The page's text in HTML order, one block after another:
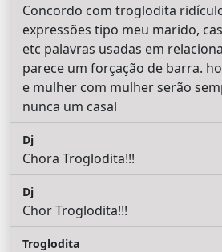
Concordo com troglodita
expressões tipo meu marido,
etc palavras usadas em
parece um forçação de barra.
e mulher com mulher serão
nunca um casal
Dj
Chora Troglodita!!!
Dj
Chor Troglodita!!!
Troglodita